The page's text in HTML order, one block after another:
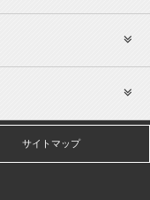
サイトマップ